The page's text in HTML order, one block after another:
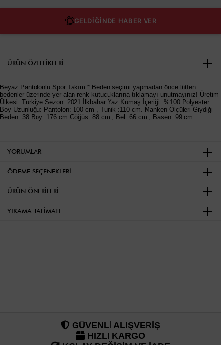
GELDİĞİNDE HABER VER
ÜRÜN ÖZELLIKLERI
Beyaz Pantolonlu Spor Takım * Beden seçimi yapmadan önce lütfen
bedenler üzerinde yer alan renk kutucuklarına tıklamayı unutmayınız! Üretim
Ülkesi: Türkiye Sezon: 2021 İlkbahar Yaz Kumaş İçeriği: %100 Polyester
Boy Uzunluğu: Pantolon: 100 cm , Tunik :110 cm. Manken Ölçüleri Giydiği
Beden: 38 Boy: 176 cm Göğüs: 88 cm , Bel: 66 cm , Basen: 99 cm
YORUMLAR
ÖDEME SEÇENEKLERI
ÜRÜN ÖNERILERI
YIKAMA TALIMATI
GÜVENLİ ALIŞVERİŞ
HIZLI KARGO